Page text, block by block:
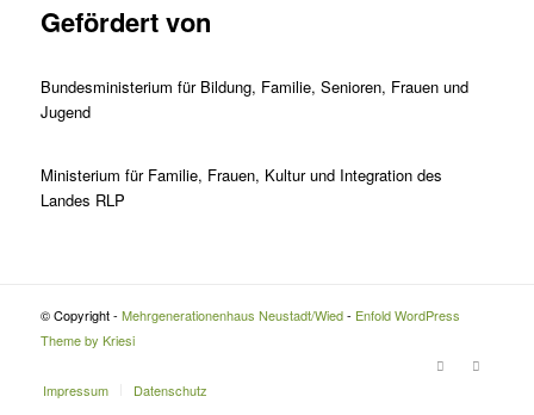
Gefördert von
Bundesministerium für Bildung, Familie, Senioren, Frauen und
Jugend
Ministerium für Familie, Frauen, Kultur und Integration des
Landes RLP
© Copyright - Mehrgenerationenhaus Neustadt/Wied- Enfold WordPress
Theme by Kriesi
Impressum Datenschutz